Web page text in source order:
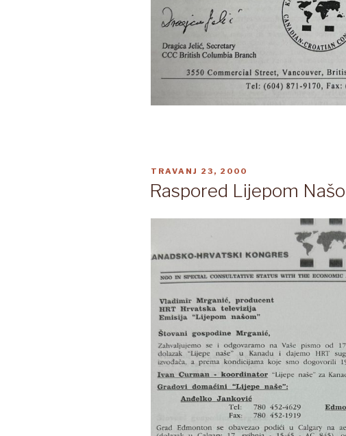
OBJAVLJENO
TRAVANJ 23, 2000
Raspored Lijepom